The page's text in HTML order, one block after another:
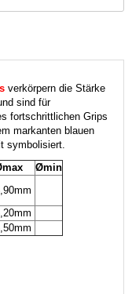
verkörpern die Stärke
sind für
fortschrittlichen Grips
markanten blauen
symbolisiert.
Ømin